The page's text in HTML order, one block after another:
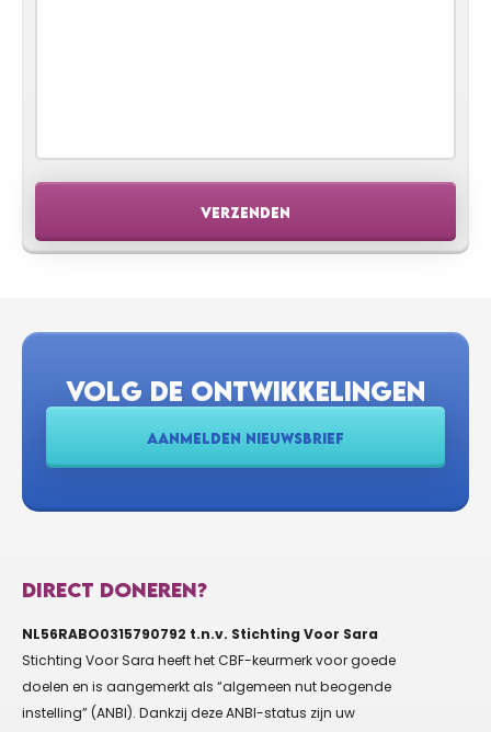
VERZENDEN
VOLG DE ONTWIKKELINGEN
AANMELDEN NIEUWSBRIEF
DIRECT DONEREN?
NL56RABO0315790792 t.n.v. Stichting Voor Sara
Stichting Voor Sara heeft het CBF-keurmerk voor goede
doelen en is aangemerkt als “algemeen nut beogende
instelling” (ANBI). Dankzij deze ANBI-status zijn uw